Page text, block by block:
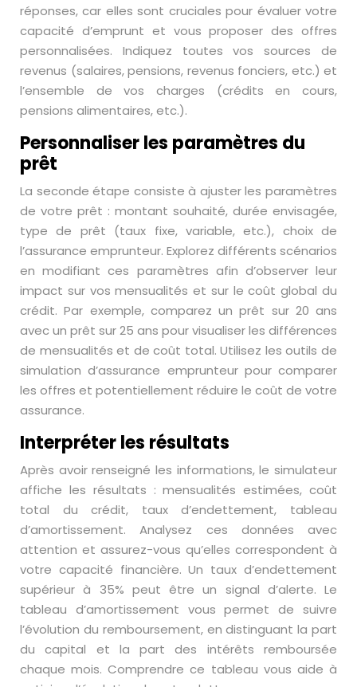
réponses, car elles sont cruciales pour évaluer votre
capacité d’emprunt et vous proposer des offres
personnalisées. Indiquez toutes vos sources de
revenus (salaires, pensions, revenus fonciers, etc.) et
l’ensemble de vos charges (crédits en cours,
pensions alimentaires, etc.).
Personnaliser les paramètres du
prêt
La seconde étape consiste à ajuster les paramètres
de votre prêt : montant souhaité, durée envisagée,
type de prêt (taux fixe, variable, etc.), choix de
l’assurance emprunteur. Explorez différents scénarios
en modifiant ces paramètres afin d’observer leur
impact sur vos mensualités et sur le coût global du
crédit. Par exemple, comparez un prêt sur 20 ans
avec un prêt sur 25 ans pour visualiser les différences
de mensualités et de coût total. Utilisez les outils de
simulation d’assurance emprunteur pour comparer
les offres et potentiellement réduire le coût de votre
assurance.
Interpréter les résultats
Après avoir renseigné les informations, le simulateur
affiche les résultats : mensualités estimées, coût
total du crédit, taux d’endettement, tableau
d’amortissement. Analysez ces données avec
attention et assurez-vous qu’elles correspondent à
votre capacité financière. Un taux d’endettement
supérieur à 35% peut être un signal d’alerte. Le
tableau d’amortissement vous permet de suivre
l’évolution du remboursement, en distinguant la part
du capital et la part des intérêts remboursée
chaque mois. Comprendre ce tableau vous aide à